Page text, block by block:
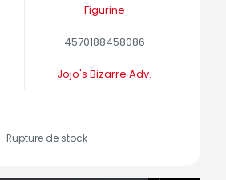
Figurine
4570188458086
Jojo's Bizarre Adv.
Rupture de stock